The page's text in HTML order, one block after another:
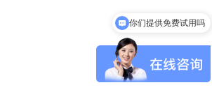
你们提供免费演示吗？